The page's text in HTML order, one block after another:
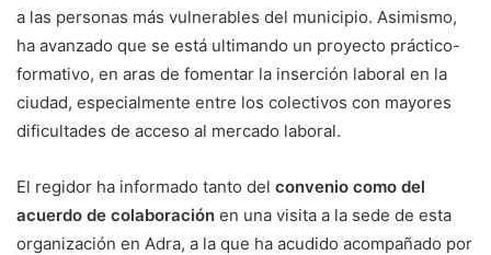
a las personas más vulnerables del municipio. Asimismo,
ha avanzado que se está ultimando un proyecto práctico-
formativo, en aras de fomentar la inserción laboral en la
ciudad, especialmente entre los colectivos con mayores
dificultades de acceso al mercado laboral.
El regidor ha informado tanto del convenio como del
acuerdo de colaboración en una visita a la sede de esta
organización en Adra, a la que ha acudido acompañado por